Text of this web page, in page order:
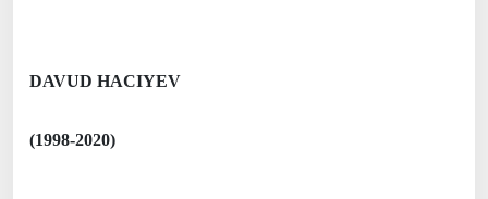
DAVUD HACIYEV
(1998-2020)